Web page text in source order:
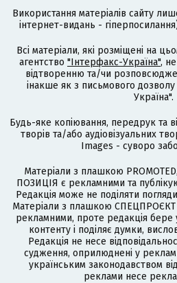
Використання матеріалів сайту
інтернет-видань -
Всі матеріали, які розміщені на
агентство "Інтерфакс-Україна",
відтворенню та/чи
інакше як з письмового
Україна".
Будь-яке копіювання, передрук та
творів та/або аудіовізуальних
Images - суворо
Матеріали з плашкою
ПОЗИЦІЯ є рекламними та
Редакція може не поділяти
Матеріали з плашкою
рекламними, проте редакція бере
контенту і поділяє думки,
Редакція не несе
судження, оприлюднені у
українським законодавством
реклами несе